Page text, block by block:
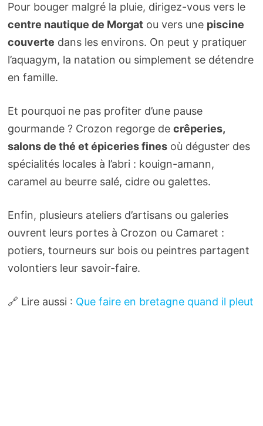
Pour bouger malgré la pluie, dirigez-vous vers le
centre nautique de Morgatou vers une piscine
couverte dans les environs. On peut y pratiquer
l’aquagym, la natation ou simplement se détendre
en famille.
Et pourquoi ne pas profiter d’une pause
gourmande ? Crozon regorge de crêperies,
salons de thé et épiceries finesoù déguster des
spécialités locales à l’abri : kouign-amann,
caramel au beurre salé, cidre ou galettes.
Enfin, plusieurs ateliers d’artisans ou galeries
ouvrent leurs portes à Crozon ou Camaret :
potiers, tourneurs sur bois ou peintres partagent
volontiers leur savoir-faire.
🔗 Lire aussi : Que faire en bretagne quand il pleut